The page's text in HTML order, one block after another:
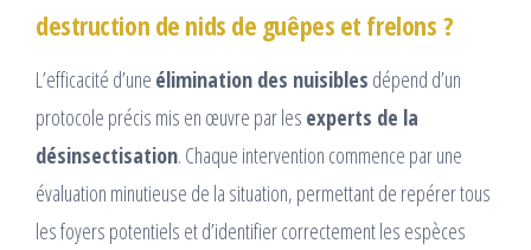
destruction de nids de guêpes et frelons ?
L’efficacité d’une élimination des nuisibles dépend d’un
protocole précis mis en œuvre par les experts de la
désinsectisation. Chaque intervention commence par une
évaluation minutieuse de la situation, permettant de repérer tous
les foyers potentiels et d’identifier correctement les espèces